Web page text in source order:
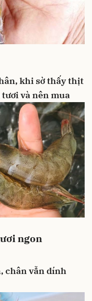
khi sờ thấy thịt
và nên mua
ngon
chân vẫn dính